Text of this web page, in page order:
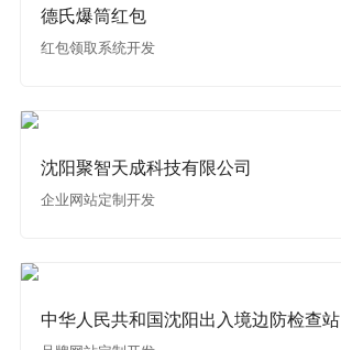
德氏爆筒红包
红包领取系统开发
沈阳聚智天成科技有限公司
企业网站定制开发
中华人民共和国沈阳出入境边防检查站